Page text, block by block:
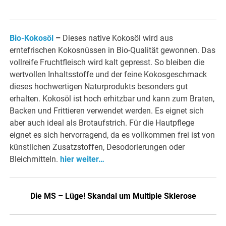
Bio-Kokosöl – Dieses native Kokosöl wird aus
erntefrischen Kokosnüssen in Bio-Qualität gewonnen. Das
vollreife Fruchtfleisch wird kalt gepresst. So bleiben die
wertvollen Inhaltsstoffe und der feine Kokosgeschmack
dieses hochwertigen Naturprodukts besonders gut
erhalten. Kokosöl ist hoch erhitzbar und kann zum Braten,
Backen und Frittieren verwendet werden. Es eignet sich
aber auch ideal als Brotaufstrich. Für die Hautpflege
eignet es sich hervorragend, da es vollkommen frei ist von
künstlichen Zusatzstoffen, Desodorierungen oder
Bleichmitteln. hier weiter…
Die MS – Lüge! Skandal um Multiple Sklerose